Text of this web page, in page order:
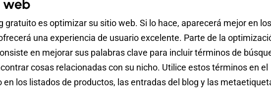
web
gratuito es optimizar su sitio web. Si lo hace, aparecerá mejor en los
una experiencia de usuario excelente. Parte de la
en mejorar sus palabras clave para incluir términos de
cosas relacionadas con su nicho. Utilice estos términos en el
los listados de productos, las entradas del blog y las